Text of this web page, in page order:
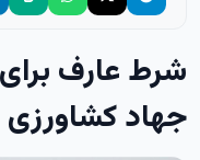
شرط عارف
جهاد